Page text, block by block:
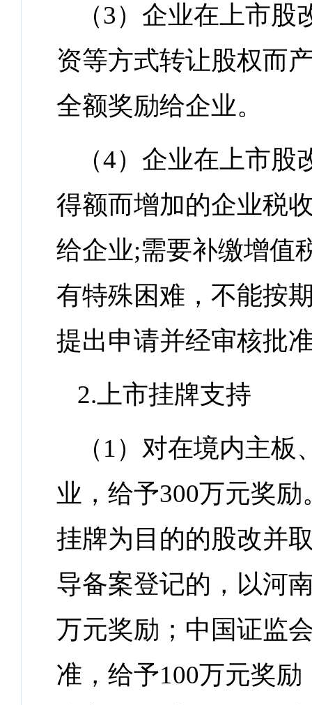
（3）企业在上市
资等方式转让股权而
全额奖励给企业。
（4）企业在上市
得额而增加的企业税
给企业;需要补缴增值
有特殊困难，不能按
提出申请并经审核批
2.上市挂牌支持
（1）对在境内主
业，给予300万元奖
挂牌为目的的股改并
导备案登记的，以河
万元奖励；中国证监
准，给予100万元奖